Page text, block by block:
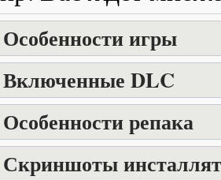
Особенности игры
Включенные DLC
Особенности репака
Скриншоты